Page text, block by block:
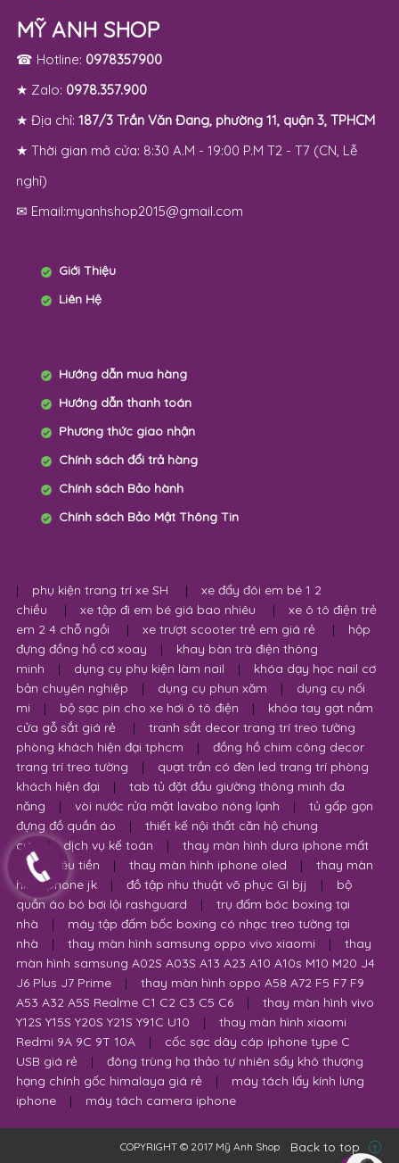
MỸ ANH SHOP
☎ Hotline: 0978357900
★ Zalo: 0978.357.900
★ Địa chỉ: 187/3 Trần Văn Đang, phường 11, quận 3, TPHCM
★ Thời gian mở cửa: 8:30 A.M - 19:00 P.M T2 - T7 (CN, Lễ
nghỉ)
✉ Email:myanhshop2015@gmail.com
Giới Thiệu
Liên Hệ
Hướng dẫn mua hàng
Hướng dẫn thanh toán
Phương thức giao nhận
Chính sách đổi trả hàng
Chính sách Bảo hành
Chính sách Bảo Mật Thông Tin
| phụ kiện trang trí xe SH |
xe đẩy đôi em bé 1 2
chiều
| xe tập đi em bé giá bao nhiêu |
xe ô tô điện trẻ
em 2 4 chỗ ngồi
| xe trượt scooter trẻ em giá rẻ |
hộp
đựng đồng hồ cơ xoay
|
khay bàn trà điện thông
minh
| dụng cụ phụ kiện làm nail |
khóa dạy học nail cơ
bản chuyên nghiệp
| dụng cụ phun xăm |
dụng cụ nối
mi
| bộ sạc pin cho xe hơi ô tô điện |
khóa tay gạt nắm
cửa gỗ sắt giá rẻ
|
tranh sắt decor trang trí treo tường
phòng khách hiện đại tphcm
|
đồng hồ chim công decor
trang trí treo tường
|
quạt trần có đèn led trang trí phòng
khách hiện đại
|
tab tủ đặt đầu giường thông minh đa
năng
| vòi nước rửa mặt lavabo nóng lạnh |
tủ gấp gọn
đựng đồ quần áo
|
thiết kế nội thất căn hộ chung
cư
| dịch vụ kế toán |
thay màn hình dura iphone mất
bao nhiêu tiền
| thay màn hình iphone oled |
thay màn
hình iphone jk
| đồ tập nhu thuật võ phục GI bjj |
bộ
quần áo bó bơi lội rashguard
|
trụ đấm bóc boxing tại
nhà
|
máy tập đấm bốc boxing có nhạc treo tường tại
nhà
| thay màn hình samsung oppo vivo xiaomi |
thay
màn hình samsung A02S A03S A13 A23 A10 A10s M10 M20 J4
J6 Plus J7 Prime
|
thay màn hình oppo A58 A72 F5 F7 F9
A53 A32 A5S Realme C1 C2 C3 C5 C6
|
thay màn hình vivo
Y12S Y15S Y20S Y21S Y91C U10
|
thay màn hình xiaomi
Redmi 9A 9C 9T 10A
|
cốc sạc dây cáp iphone type C
USB giá rẻ
|
đông trùng hạ thảo tự nhiên sấy khô thượng
hạng chính gốc himalaya giá rẻ
|
máy tách lấy kính lưng
iphone
| máy tách camera iphone
COPYRIGHT © 2017 Mỹ Anh Shop Back to top